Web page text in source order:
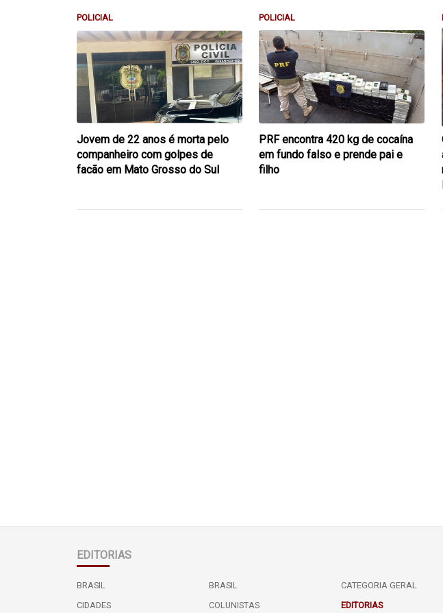
POLICIAL
Jovem de 22 anos é morta pelo
companheiro com golpes de
facão em Mato Grosso do Sul
POLICIAL
PRF encontra 420 kg de cocaína
em fundo falso e prende pai e
filho
EDITORIAS
BRASIL BRASIL
CATEGORIA GERAL
CIDADES
COLUNISTAS EDITORIAS